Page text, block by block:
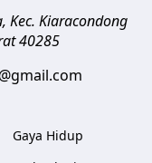
Kec. Kiaracondong
40285
Gaya Hidup